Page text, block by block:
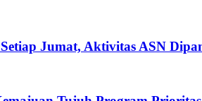
Jumat, Aktivitas ASN